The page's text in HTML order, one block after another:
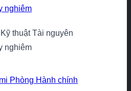
thuật Tài nguyên
nghiêm